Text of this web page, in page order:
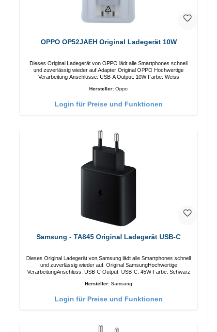
OPPO OP52JAEH Original Ladegerät 10W
Dieses Original Ladegerät von OPPO lädt alle Smartphones schnell
und zuverlässig wieder auf.Adapter Original OPPO Hochwertige
Verarbeitung Anschlüsse: USB-A Output: 10W Farbe: Weiss
Hersteller: Oppo
Login für Preise und Funktionen
Samsung - TA845 Original Ladegerät USB-C
Dieses Original Ladegerät von Samsung lädt alle Smartphones schnell
und zuverlässig wieder auf. Original SamsungHochwertige
VerarbeitungAnschlüss: USB-C Output: USB-C: 45W Farbe: Schwarz
Hersteller: Samsung
Login für Preise und Funktionen